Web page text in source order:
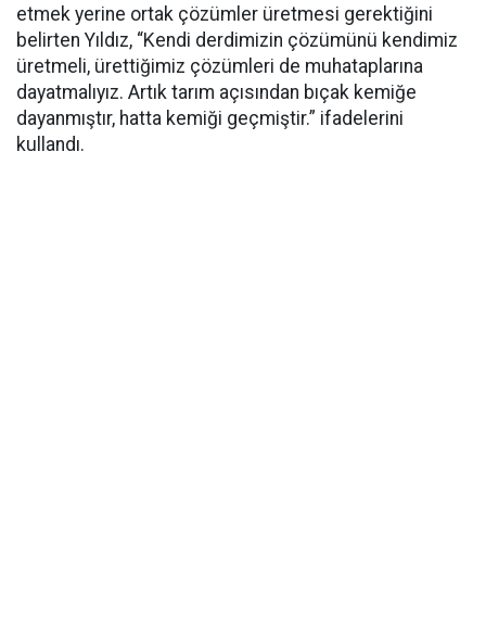
etmek yerine ortak çözümler üretmesi gerektiğini
belirten Yıldız, “Kendi derdimizin çözümünü kendimiz
üretmeli, ürettiğimiz çözümleri de muhataplarına
dayatmalıyız. Artık tarım açısından bıçak kemiğe
dayanmıştır, hatta kemiği geçmiştir.” ifadelerini
kullandı.